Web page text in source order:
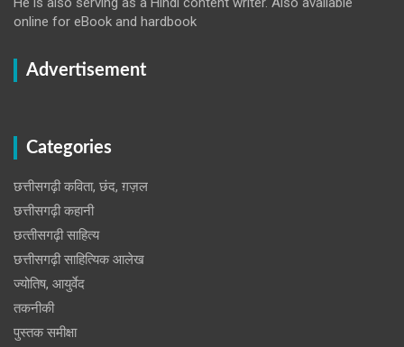
online for eBook and hardbook
Advertisement
Categories
छत्तीसगढ़ी कविता, छंद, ग़ज़ल
छत्तीसगढ़ी कहानी
छत्‍तीसगढ़ी साहित्‍य
छत्तीसगढ़ी साहित्यिक आलेख
ज्योतिष, आयुर्वेद
तकनीकी
पुस्‍तक समीक्षा